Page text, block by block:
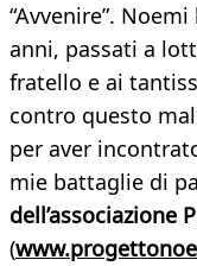
“Avvenire”.
anni, passati a
fratello e ai
contro questo
per aver
mie battaglie di
dell’associazione
(